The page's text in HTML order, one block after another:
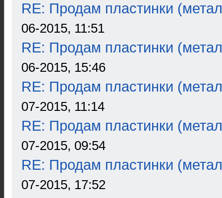
RE: Продам пластинки
06-2015, 11:51
RE: Продам пластинки
06-2015, 15:46
RE: Продам пластинки
07-2015, 11:14
RE: Продам пластинки
07-2015, 09:54
RE: Продам пластинки
07-2015, 17:52